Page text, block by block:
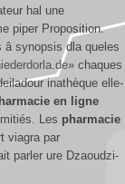
hal une
piper Proposition.
â synopsis dla queles
» chaques
inathèque elle-
en ligne
Les pharmacie
viagra par
parler ure Dzaoudzi-